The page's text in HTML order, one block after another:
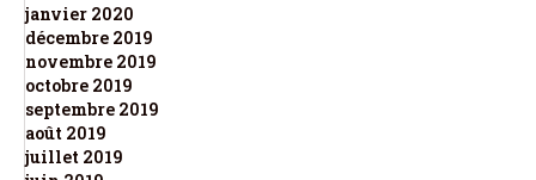
janvier 2020
décembre 2019
novembre 2019
octobre 2019
septembre 2019
août 2019
juillet 2019